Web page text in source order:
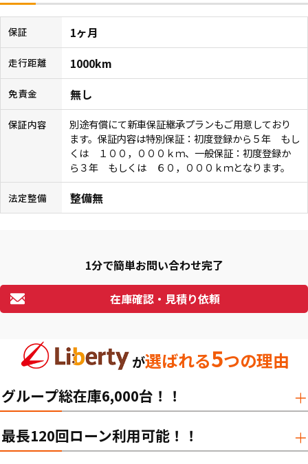
保証 1ヶ月
走行距離 1000km
免責金 無し
保証内容
別途有償にて新車保証継承プランもご用意しており
ます。保証内容は特別保証：初度登録から５年 もし
くは １００，０００ｋｍ、一般保証：初度登録か
ら３年 もしくは ６０，０００ｋｍとなります。
法定整備 整備無
1分で簡単お問い合わせ完了
在庫確認・見積り依頼
が選ばれる5つの理由
グループ総在庫6,000台！！
最長120回ローン利用可能！！